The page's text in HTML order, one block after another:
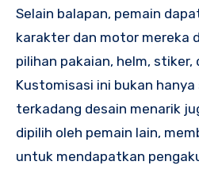
Selain balapan, pemain
karakter dan motor mereka
pilihan pakaian, helm, stiker,
Kustomisasi ini bukan
terkadang desain menarik
dipilih oleh pemain lain,
untuk mendapatkan